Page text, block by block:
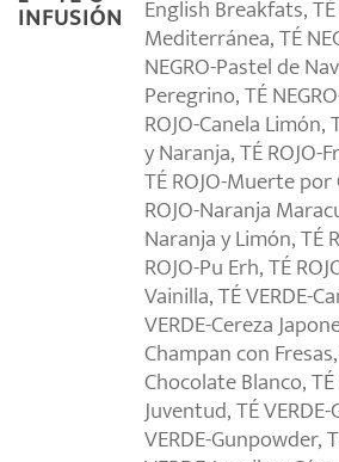
INFUSIÓN English Breakfats,
Mediterránea, TÉ
NEGRO-Pastel de
Peregrino, TÉ
ROJO-Canela Limón,
y Naranja, TÉ ROJO-
TÉ ROJO-Muerte
ROJO-Naranja
Naranja y Limón, TÉ
ROJO-Pu Erh, TÉ
Vainilla, TÉ VERDE-
VERDE-Cereza
Champan con
Chocolate Blanco,
Juventud, TÉ
VERDE-Gunpowder,